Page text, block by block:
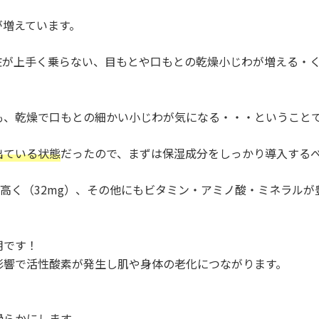
えています。
上手く乗らない、目もとや口もとの乾燥小じわが増える・
、乾燥で口もとの細かい小じわが気になる・・・ということ
いる状態だったので、まずは保湿成分をしっかり導入する
く（32mg）、その他にもビタミン・アミノ酸・ミネラル
す！
で活性酸素が発生し肌や身体の老化につながります。